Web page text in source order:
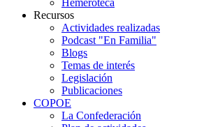
Hemeroteca
Recursos
Actividades realizadas
Podcast "En Familia"
Blogs
Temas de interés
Legislación
Publicaciones
COPOE
La Confederación